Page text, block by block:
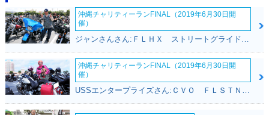
2011年 XL883L Su
per Low
沖縄チャリティーランFINAL（2019年6月30日開
催）
ジャンさんさん:ＦＬＨＸ ストリートグライド(ハーレーダビッドソン)
沖縄チャリティーランFINAL（2019年6月30日開
催）
USSエンタープライズさん:ＣＶＯ ＦＬＳＴＮＳＥ ソフテイルデラックス(ハーレーダビッドソン)